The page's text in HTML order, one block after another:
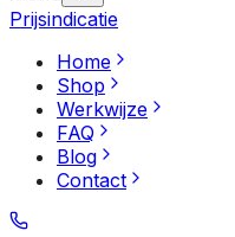
Prijsindicatie
Home
Shop
Werkwijze
FAQ
Blog
Contact